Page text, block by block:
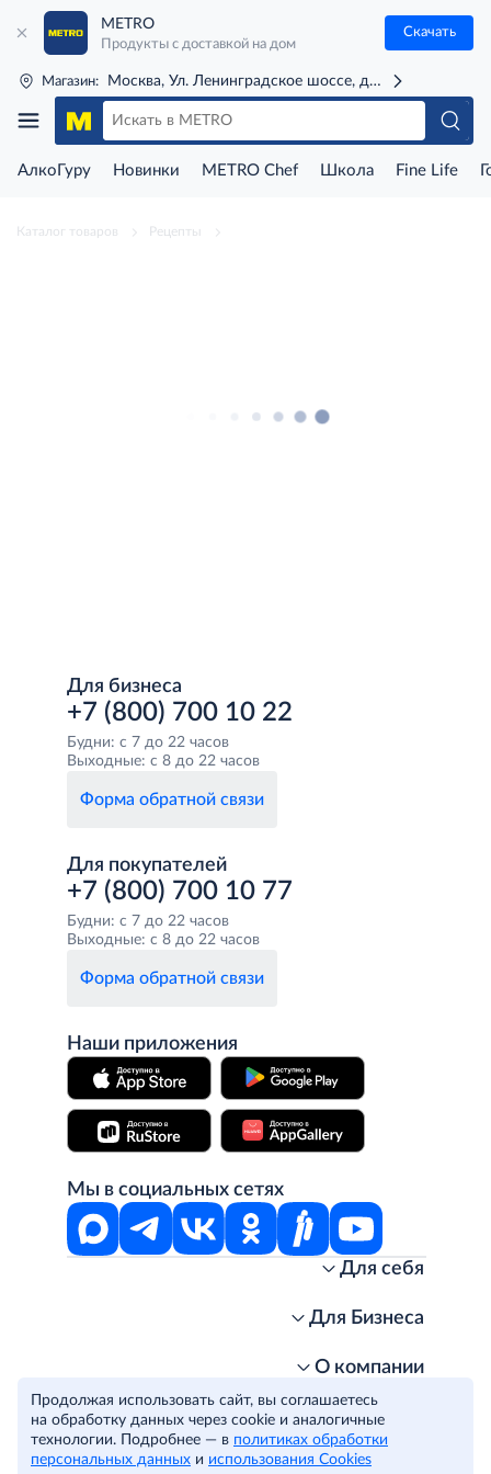
METRO
Продукты с доставкой на дом
Скачать
Магазин: Москва, Ул. Ленинградское шоссе, д. 71Г (м. Речной
АлкоГуру Новинки METRO Chef Школа Fine Life
Каталог товаров Рецепты
Для бизнеса
+7 (800) 700 10 22
Будни: с 7 до 22 часов
Выходные: с 8 до 22 часов
Форма обратной связи
Для покупателей
+7 (800) 700 10 77
Будни: с 7 до 22 часов
Выходные: с 8 до 22 часов
Форма обратной связи
Наши приложения
Мы в социальных сетях
Для себя
Стань клиентом METRO
Подарочные карты. Активация и баланс
Скидка за подписку
Часто задаваемые вопросы
Для Бизнеса
Получить карту для бизнеса
Для магазинов
Для гостинично-ресторанного бизнеса
Для офисов и предприятий
О компании
Карьера
Пресс-центр
Программа METRO Potentials
Условия и соглашения
Политика конфиденциальности
Правовая информация
© METRO Cash and Carry Russia, 2026
Продолжая использовать сайт, вы соглашаетесь
на обработку данных через cookie и аналогичные
технологии. Подробнее — в политиках обработки
персональных данных и использования Cookies